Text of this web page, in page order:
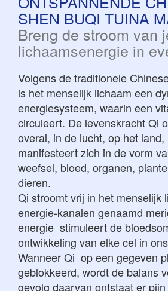
SHEN BUQI TUINA
Breng de stroom van
lichaamsenergie in
Volgens de traditionele
is het menselijk lichaam een
energiesysteem, waarin een
circuleert. De levenskracht Qi
overal, in de lucht, op het
manifesteert zich in de vorm
weefsel, bloed, organen,
dieren.
Qi stroomt vrij in het menselijk
energie-kanalen genaamd
energie stimuleert de
ontwikkeling van elke cel in
Wanneer Qi op een gegeven
geblokkeerd, wordt de balans
gevolg daarvan ontstaat er